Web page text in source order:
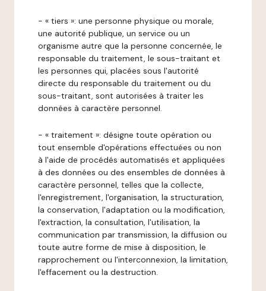
- « tiers »: une personne physique ou morale,
une autorité publique, un service ou un
organisme autre que la personne concernée, le
responsable du traitement, le sous-traitant et
les personnes qui, placées sous l'autorité
directe du responsable du traitement ou du
sous-traitant, sont autorisées à traiter les
données à caractère personnel.
- « traitement »: désigne toute opération ou
tout ensemble d'opérations effectuées ou non
à l'aide de procédés automatisés et appliquées
à des données ou des ensembles de données à
caractère personnel, telles que la collecte,
l'enregistrement, l'organisation, la structuration,
la conservation, l'adaptation ou la modification,
l'extraction, la consultation, l'utilisation, la
communication par transmission, la diffusion ou
toute autre forme de mise à disposition, le
rapprochement ou l'interconnexion, la limitation,
l'effacement ou la destruction.